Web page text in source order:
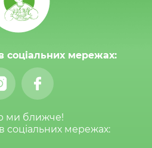
соціальних мережах:
ми ближче!
соціальних мережах: